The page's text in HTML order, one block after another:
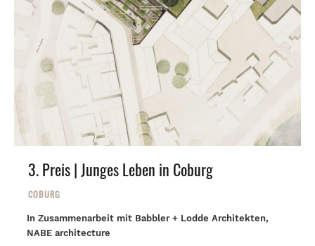
3. Preis | Junges Leben in Coburg
COBURG
In Zusammenarbeit mit Babbler + Lodde Architekten,
NABE architecture